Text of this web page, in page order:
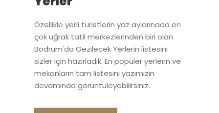
Özellikle yerli turistlerin yaz aylarınada en
çok uğrak tatil merkezlerinden biri olan
Bodrum'da Gezilecek Yerlerin listesini
sizler için hazırladık. En popüler yerlerin ve
mekanların tam listesini yazımızın
devamında görüntüleyebilirsiniz.